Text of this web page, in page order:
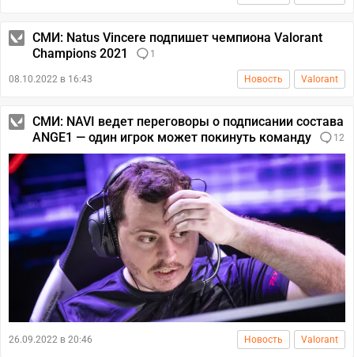
СМИ: Natus Vincere подпишет чемпиона Valorant
Champions 2021
1
08.10.2022 в 16:43 Новость Valorant
СМИ: NAVI ведет переговоры о подписании состава
ANGE1 — один игрок может покинуть команду
12
26.09.2022 в 20:46 Новость Valorant